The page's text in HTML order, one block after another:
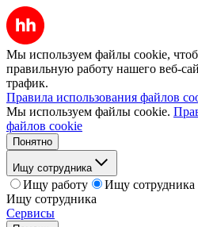
Мы используем файлы cookie,
правильную работу нашего веб-
трафик.
Правила использования файлов
Мы используем файлы cookie.
файлов cookie
Понятно
Ищу сотрудника
Ищу работу
Ищу сотрудника
Ищу сотрудника
Сервисы